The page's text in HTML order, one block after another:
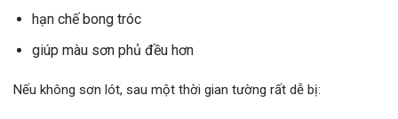
hạn chế bong tróc
giúp màu sơn phủ đều hơn
Nếu không sơn lót, sau một thời gian tường rất dễ bị: